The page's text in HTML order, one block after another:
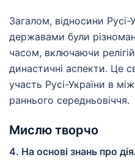
Загалом, відносини Русі-
державами були
часом, включаючи
династичні аспекти. Це
участь Русі-України в
раннього середньовіччя.
Мислю творчо
4. На основі знань про